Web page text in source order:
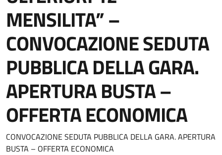
MENSILITA” –
CONVOCAZIONE SEDUTA
PUBBLICA DELLA GARA.
APERTURA BUSTA –
OFFERTA ECONOMICA
Dettagli della notizia
CONVOCAZIONE SEDUTA PUBBLICA DELLA GARA. APERTURA
BUSTA – OFFERTA ECONOMICA